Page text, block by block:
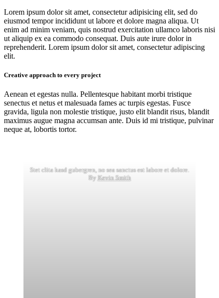
Lorem ipsum dolor sit amet, consectetur adipisicing elit, sed do
eiusmod tempor incididunt ut labore et dolore magna aliqua. Ut
enim ad minim veniam, quis nostrud exercitation ullamco laboris nisi
ut aliquip ex ea commodo consequat. Duis aute irure dolor in
reprehenderit. Lorem ipsum dolor sit amet, consectetur adipiscing
elit.
Creative approach to every project
Aenean et egestas nulla. Pellentesque habitant morbi tristique
senectus et netus et malesuada fames ac turpis egestas. Fusce
gravida, ligula non molestie tristique, justo elit blandit risus, blandit
maximus augue magna accumsan ante. Duis id mi tristique, pulvinar
neque at, lobortis tortor.
Stet clita kasd gubergren, no sea sanctus est labore et dolore.
By Kevin Smith